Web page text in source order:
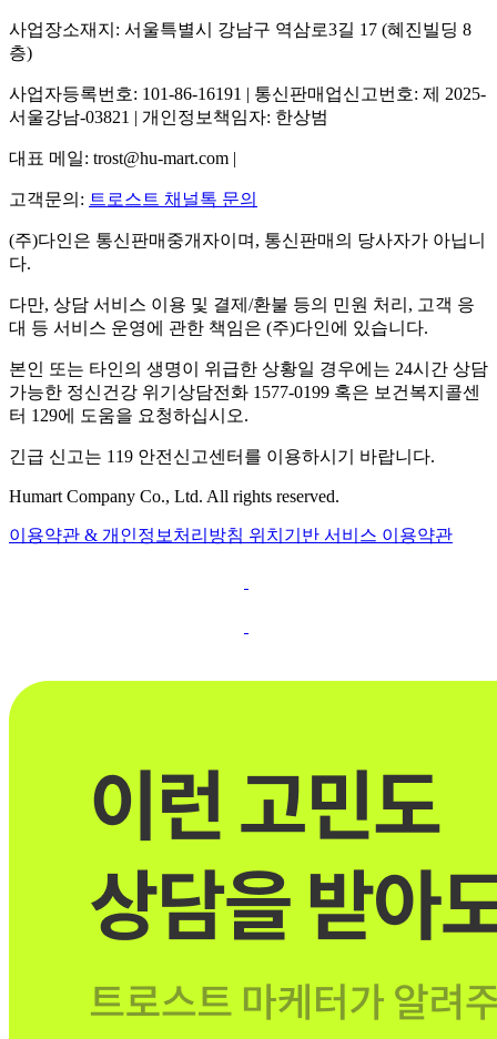
사업장소재지: 서울특별시 강남구 역삼로3길 17 (혜진빌딩 8
층)
사업자등록번호: 101-86-16191 | 통신판매업신고번호: 제 2025-
서울강남-03821 | 개인정보책임자: 한상범
대표 메일: trost@hu-mart.com |
고객문의: 트로스트 채널톡 문의
(주)다인은 통신판매중개자이며, 통신판매의 당사자가 아닙니
다.
다만, 상담 서비스 이용 및 결제/환불 등의 민원 처리, 고객 응
대 등 서비스 운영에 관한 책임은 (주)다인에 있습니다.
본인 또는 타인의 생명이 위급한 상황일 경우에는 24시간 상담
가능한 정신건강 위기상담전화 1577-0199 혹은 보건복지콜센
터 129에 도움을 요청하십시오.
긴급 신고는 119 안전신고센터를 이용하시기 바랍니다.
Humart Company Co., Ltd. All rights reserved.
이용약관 & 개인정보처리방침 위치기반 서비스 이용약관